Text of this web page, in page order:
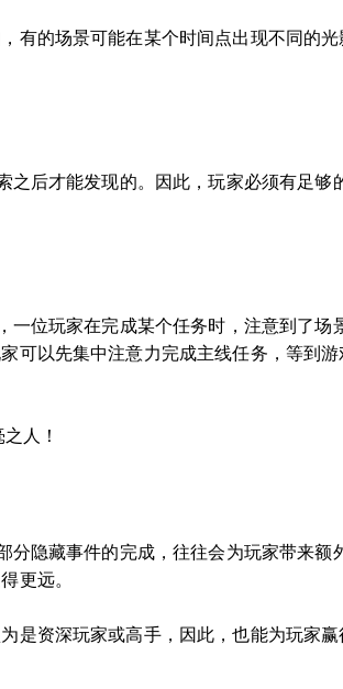
有的场景可能在某个时间点出现不同的光
之后才能发现的。因此，玩家必须有足够
一位玩家在完成某个任务时，注意到了场
可以先集中注意力完成主线任务，等到游
人！
分隐藏事件的完成，往往会为玩家带来额
更远。
是资深玩家或高手，因此，也能为玩家赢